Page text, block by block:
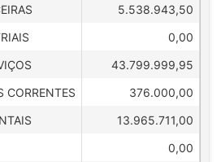
5.538.943,50
0,00
43.799.999,95
CORRENTES
376.000,00
13.965.711,00
0,00